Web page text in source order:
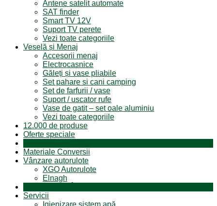
Antene satelit automate
SAT finder
Smart TV 12V
Suport TV perete
Vezi toate categoriile
Veselă și Menaj
Accesorii menaj
Electrocasnice
Găleți și vase pliabile
Set pahare si cani camping
Set de farfurii / vase
Suport / uscator rufe
Vase de gatit – set oale aluminiu
Vezi toate categoriile
12.000 de produse
Oferte speciale
Materiale Conversii
Vânzare autorulote
XGO Autorulote
Elnagh
Servicii
Igienizare sistem apă